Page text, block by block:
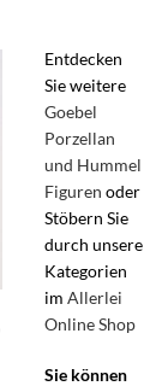
Entdecken
Sie weitere
Goebel
Porzellan
und Hummel
Figuren oder
Stöbern Sie
durch unsere
Kategorien
im Allerlei
Online Shop
Sie können